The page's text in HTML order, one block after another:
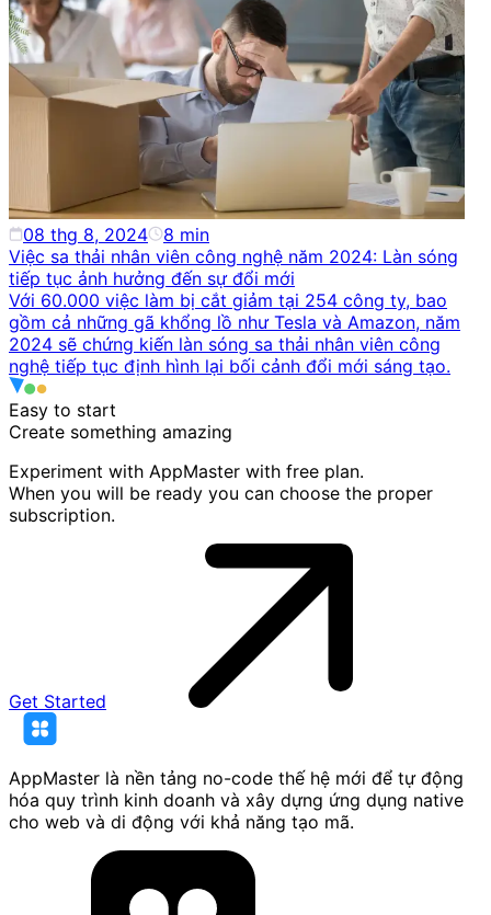
08 thg 8, 2024 8 min
Việc sa thải nhân viên công nghệ năm 2024: Làn sóng
tiếp tục ảnh hưởng đến sự đổi mới
Với 60.000 việc làm bị cắt giảm tại 254 công ty, bao
gồm cả những gã khổng lồ như Tesla và Amazon, năm
2024 sẽ chứng kiến làn sóng sa thải nhân viên công
nghệ tiếp tục định hình lại bối cảnh đổi mới sáng tạo.
Easy to start
Create something amazing
Experiment with AppMaster with free plan.
When you will be ready you can choose the proper
subscription.
Get Started
AppMaster là nền tảng no-code thế hệ mới để tự động
hóa quy trình kinh doanh và xây dựng ứng dụng native
cho web và di động với khả năng tạo mã.